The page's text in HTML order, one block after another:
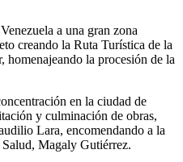
a una gran zona
creando la Ruta Turística de la
homenajeando la procesión de la
en la ciudad de
y culminación de obras,
Lara, encomendando a la
Magaly Gutiérrez.